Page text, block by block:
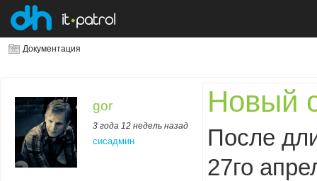
Документация
gor
3 года 12 недель назад
сисадмин
Новый
После
27го